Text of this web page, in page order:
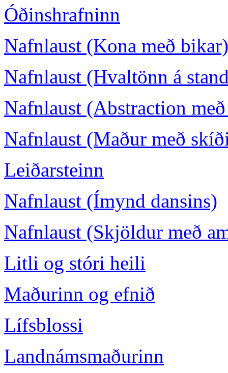
Óðinshrafninn
Nafnlaust (Kona með bikar)
Nafnlaust (Hvaltönn á
Nafnlaust (Abstraction
Nafnlaust (Maður með
Leiðarsteinn
Nafnlaust (Ímynd dansins)
Nafnlaust (Skjöldur með
Litli og stóri heili
Maðurinn og efnið
Lífsblossi
Landnámsmaðurinn